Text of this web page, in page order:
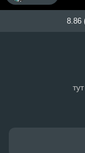
8.86